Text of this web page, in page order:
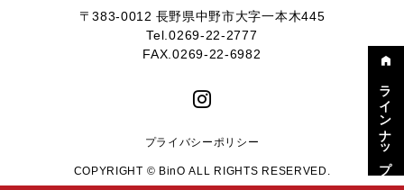
〒383-0012 長野県中野市大字一本木445
Tel.0269-22-2777
FAX.0269-22-6982
プライバシーポリシー
COPYRIGHT © BinO ALL RIGHTS RESERVED.
ラインナップ